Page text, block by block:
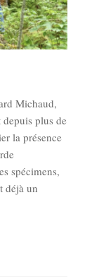
Michaud,
plus de
la présence
spécimens,
déjà un